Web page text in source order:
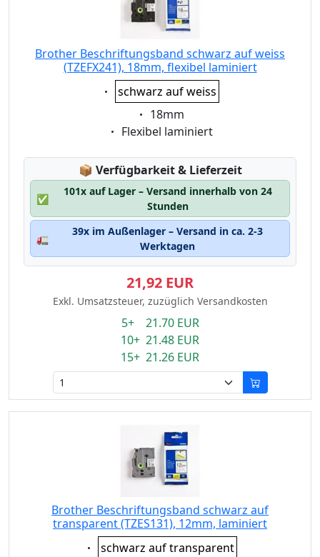
Brother Beschriftungsband schwarz auf weiss
(TZEFX241), 18mm, flexibel laminiert
Eigenschaft:
schwarz auf weiss
Eigenschaft:
18mm
Eigenschaft:
Flexibel laminiert
📦 Lagerstatus:
Verfügbarkeit & Lieferzeit
✅
101x auf Lager – Versand innerhalb von 24
Stunden
🚛
39x im Außenlager – Versand in ca. 2-3
Werktagen
21,92 EUR
Exkl. Umsatzsteuer, zuzüglich Versandkosten
5+ 21.70 EUR
10+ 21.48 EUR
15+ 21.26 EUR
Brother Beschriftungsband schwarz auf
transparent (TZES131), 12mm, laminiert
Eigenschaft:
schwarz auf transparent